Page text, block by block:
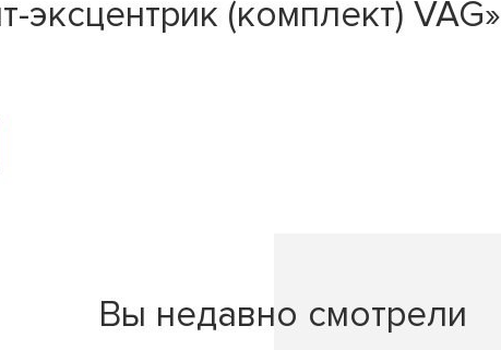
(комплект) VAG»
Вы недавно смотрели